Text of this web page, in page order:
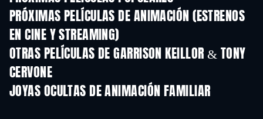
PRÓXIMAS PELÍCULAS DE ANIMACIÓN (ESTRENOS
EN CINE Y STREAMING)
OTRAS PELÍCULAS DE GARRISON KEILLOR & TONY
CERVONE
JOYAS OCULTAS DE ANIMACIÓN FAMILIAR
TV